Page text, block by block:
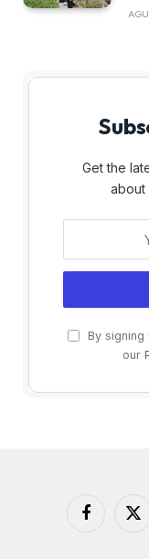
Get the
about
By
our
Facebook
X